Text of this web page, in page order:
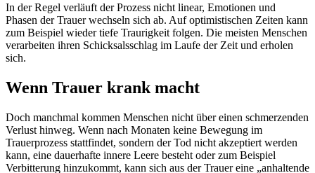
In der Regel verläuft der Prozess nicht linear, Emotionen und
Phasen der Trauer wechseln sich ab. Auf optimistischen Zeiten kann
zum Beispiel wieder tiefe Traurigkeit folgen. Die meisten Menschen
verarbeiten ihren Schicksalsschlag im Laufe der Zeit und erholen
sich.
Wenn Trauer krank macht
Doch manchmal kommen Menschen nicht über einen schmerzenden
Verlust hinweg. Wenn nach Monaten keine Bewegung im
Trauerprozess stattfindet, sondern der Tod nicht akzeptiert werden
kann, eine dauerhafte innere Leere besteht oder zum Beispiel
Verbitterung hinzukommt, kann sich aus der Trauer eine „anhaltende